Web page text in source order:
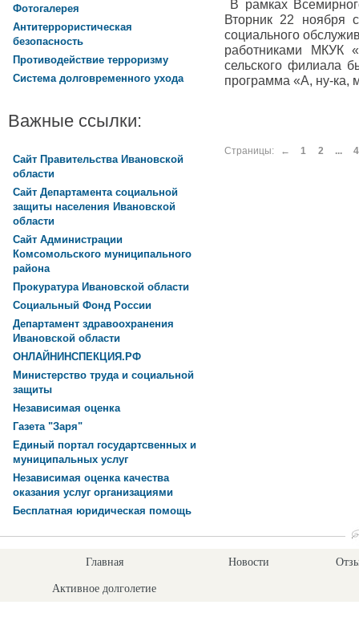
В рамках
Вторник 22 ноября
социального
работниками МКУК
сельского филиала
программа «А, ну-ка,
Страницы: ← 1 2 ... 4
Фотогалерея
Антитеррористическая
безопасность
Противодействие терроризму
Система долговременного ухода
Важные ссылки:
Сайт Правительства Ивановской
области
Сайт Департамента социальной
защиты населения Ивановской
области
Сайт Администрации
Комсомольского муниципального
района
Прокуратура Ивановской области
Социальный Фонд России
Департамент здравоохранения
Ивановской области
ОНЛАЙНИНСПЕКЦИЯ.РФ
Министерство труда и социальной
защиты
Независимая оценка
Газета "Заря"
Единый портал государтсвенных и
муниципальных услуг
Независимая оценка качества
оказания услуг организациями
Бесплатная юридическая помощь
Главная Новости
Активное долголетие